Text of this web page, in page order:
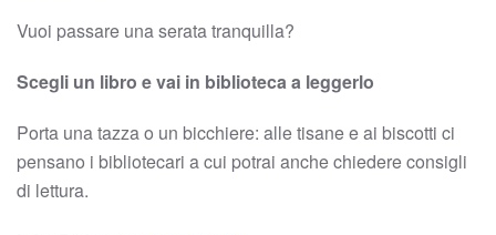
Vuoi passare una serata tranquilla?
Scegli un libro e vai in biblioteca a leggerlo
Porta una tazza o un bicchiere: alle tisane e ai biscotti ci
pensano i bibliotecari a cui potrai anche chiedere consigli
di lettura.